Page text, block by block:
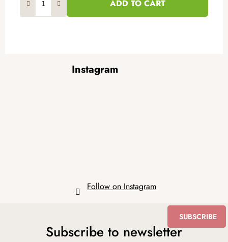
ADD TO CART
Instagram
Follow on Instagram
Subscribe to newsletter
SUBSCRIBE